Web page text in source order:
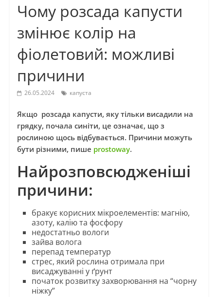
Чому розсада капусти
змінює колір на
фіолетовий: можливі
причини
26.05.2024 капуста
Якщо розсада капусти, яку тільки висадили на
грядку, почала синіти, це означає, що з
рослиною щось відбувається. Причини можуть
бути різними, пише prostoway.
Найрозповсюдженіші
причини:
бракує корисних мікроелементів: магнію,
азоту, калію та фосфору
недостатньо вологи
зайва волога
перепад температур
стрес, який рослина отримала при
висаджуванні у ґрунт
початок розвитку захворювання на “чорну
ніжку”